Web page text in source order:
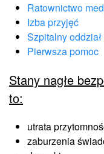
Ratownictwo
Izba przyjęć
Szpitalny
Pierwsza pomoc
Stany nagłe
to:
utrata
zaburzenia